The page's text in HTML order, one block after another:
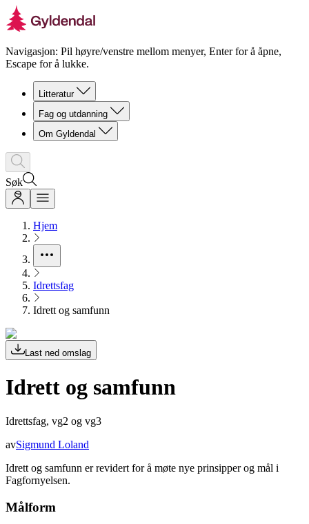
Navigasjon: Pil høyre/venstre mellom menyer, Enter for å åpne,
Escape for å lukke.
Litteratur
Fag og utdanning
Om Gyldendal
Søk
Hjem
Idrettsfag
Idrett og samfunn
Last ned omslag
Idrett og samfunn
Idrettsfag, vg2 og vg3
avSigmund Loland
Idrett og samfunn er revidert for å møte nye prinsipper og mål i
Fagfornyelsen.
Målform